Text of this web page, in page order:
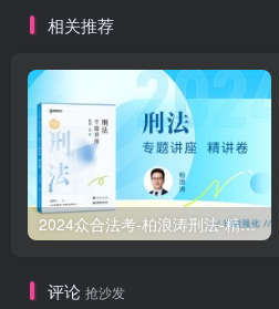
相关推荐
2024众合法考-柏浪涛刑法-精讲卷pdf电子版（附视频1-76全）
评论 抢沙发